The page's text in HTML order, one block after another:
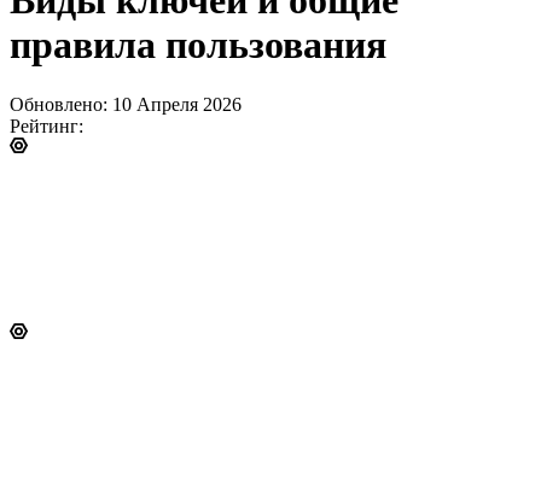
правила пользования
Обновлено: 10 Апреля 2026
Рейтинг: